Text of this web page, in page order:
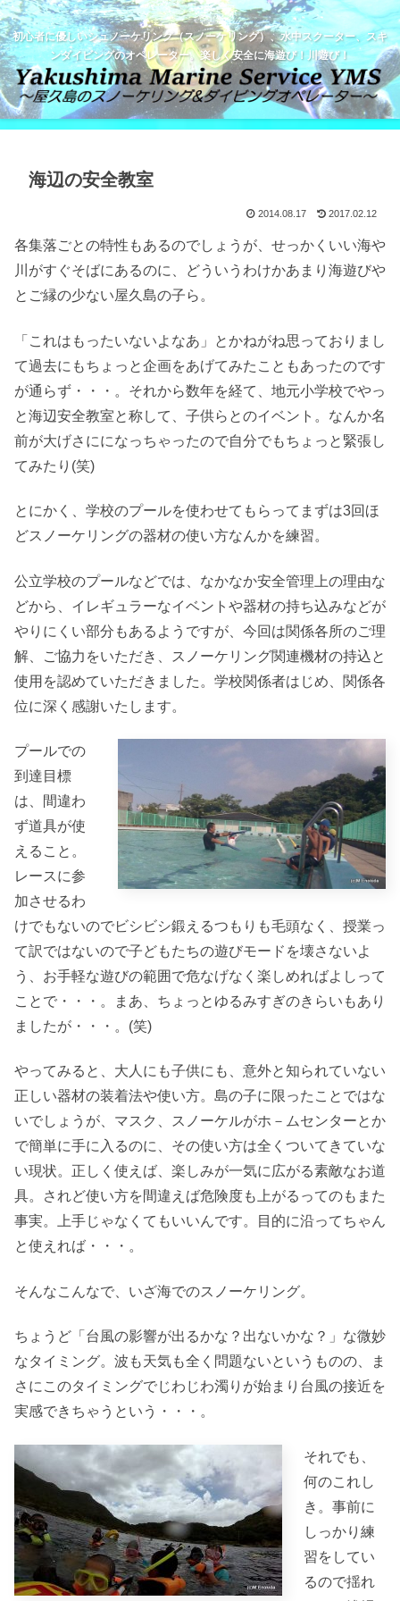
初心者に優しいシュノーケリング（スノーケリング）、水中スクーター、スキ
ンダイビングのオペレーター。楽しく安全に海遊び！川遊び！
海辺の安全教室
2014.08.17 2017.02.12
各集落ごとの特性もあるのでしょうが、せっかくいい海や
川がすぐそばにあるのに、どういうわけかあまり海遊びや
とご縁の少ない屋久島の子ら。
「これはもったいないよなあ」とかねがね思っておりまし
て過去にもちょっと企画をあげてみたこともあったのです
が通らず・・・。それから数年を経て、地元小学校でやっ
と海辺安全教室と称して、子供らとのイベント。なんか名
前が大げさにになっちゃったので自分でもちょっと緊張し
てみたり(笑)
とにかく、学校のプールを使わせてもらってまずは3回ほ
どスノーケリングの器材の使い方なんかを練習。
公立学校のプールなどでは、なかなか安全管理上の理由な
どから、イレギュラーなイベントや器材の持ち込みなどが
やりにくい部分もあるようですが、今回は関係各所のご理
解、ご協力をいただき、スノーケリング関連機材の持込と
使用を認めていただきました。学校関係者はじめ、関係各
位に深く感謝いたします。
プールでの
到達目標
は、間違わ
ず道具が使
えること。
レースに参
加させるわ
けでもないのでビシビシ鍛えるつもりも毛頭なく、授業っ
て訳ではないので子どもたちの遊びモードを壊さないよ
う、お手軽な遊びの範囲で危なげなく楽しめればよしって
ことで・・・。まあ、ちょっとゆるみすぎのきらいもあり
ましたが・・・。(笑)
やってみると、大人にも子供にも、意外と知られていない
正しい器材の装着法や使い方。島の子に限ったことではな
いでしょうが、マスク、スノーケルがホ－ムセンターとか
で簡単に手に入るのに、その使い方は全くついてきていな
い現状。正しく使えば、楽しみが一気に広がる素敵なお道
具。されど使い方を間違えば危険度も上がるってのもまた
事実。上手じゃなくてもいいんです。目的に沿ってちゃん
と使えれば・・・。
そんなこんなで、いざ海でのスノーケリング。
ちょうど「台風の影響が出るかな？出ないかな？」な微妙
なタイミング。波も天気も全く問題ないというものの、ま
さにこのタイミングでじわじわ濁りが始まり台風の接近を
実感できちゃうという・・・。
それでも、
何のこれし
き。事前に
しっかり練
習をしてい
るので揺れ